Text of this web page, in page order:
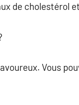
de cholestérol
Vous